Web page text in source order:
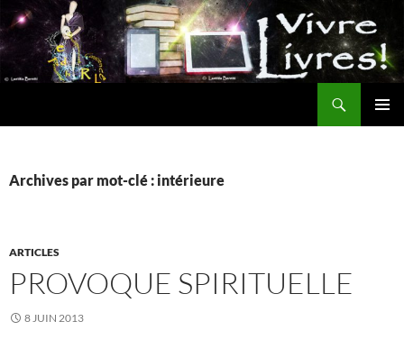
Aller
au
contenu
Archives par mot-clé : intérieure
ARTICLES
PROVOQUE SPIRITUELLE
8 JUIN 2013